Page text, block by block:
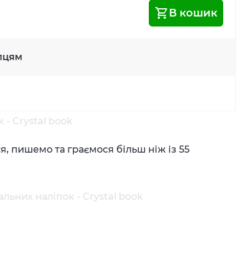
В кошик
- Crystal book
пишемо та граємося більш ніж із 55
наліпок - Crystal book